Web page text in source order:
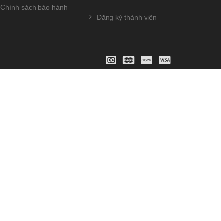
Chính sách bảo hành
Đăng ký thành viên